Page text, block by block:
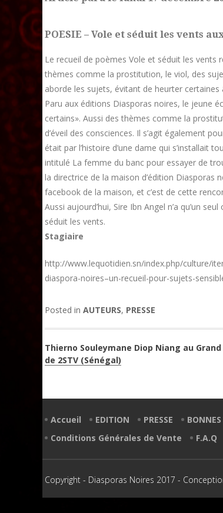
POESIE – Vole et séduit les vents
Le recueil de poèmes Vole et séduit les vents
thèmes comme la prostitution, le viol, des
aborde les sujets, évitant de heurter certaines
Paru aux éditions Diasporas noires, le jeune
certains». Aussi des thèmes comme la
d’éveil des consciences. Il s’agit également
était par l’histoire d’une dame qui s’installait
intitulé La femme du banc pour essayer de
la directrice de la maison d’édition Diasporas
facebook de la maison, et c’est de cette
Aussi aujourd’hui, Sire Ibn Angel n’a qu’un
séduit les vents.
Stagiaire
http://www.lequotidien.sn/index.php/culture/
diaspora-noires–un-recueil-pour-sujets-
Posted in AUTEURS, PRESSE
Navigation
de
Thierno Souleymane Diop Niang au
de 2STV (Sénégal)
Accueil EDITION PRESSE
Conditions Générales de Vente
F.A.Q
Copyright - Diasporas Noires 2017 -